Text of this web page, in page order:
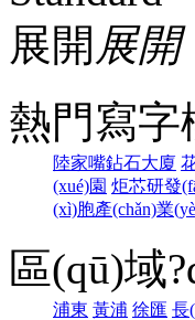
展開 展開
熱門寫字
陸家嘴鉆石大廈
(xué)園 炬芯研發
(xì)胞產(chǎn)業
區(qū)域
浦東 黃浦 徐匯 長